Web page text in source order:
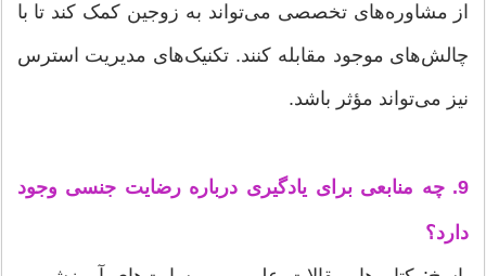
از مشاوره‌های تخصصی می‌تواند به زوجین کمک کند تا با
چالش‌های موجود مقابله کنند. تکنیک‌های مدیریت استرس
نیز می‌تواند مؤثر باشد.
9. چه منابعی برای یادگیری درباره رضایت جنسی وجود
دارد؟